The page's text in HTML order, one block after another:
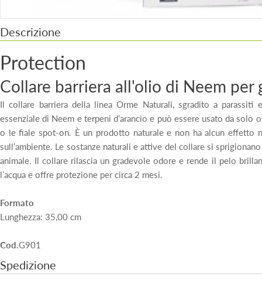
Descrizione
Protection
Collare barriera all'olio di Neem per
Il collare barriera della linea Orme Naturali, sgradito a
essenziale di Neem e terpeni d’arancio e può essere usato da solo
o le fiale spot-on. È un prodotto naturale e non ha alcun effetto
sull’ambiente. Le sostanze naturali e attive del collare si
animale. Il collare rilascia un gradevole odore e rende il pelo
l’acqua e offre protezione per circa 2 mesi.
Formato
Lunghezza: 35,00 cm
Cod.G901
Spedizione